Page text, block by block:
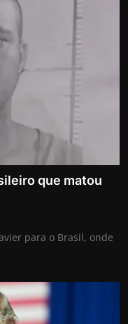
que matou
para o Brasil, onde